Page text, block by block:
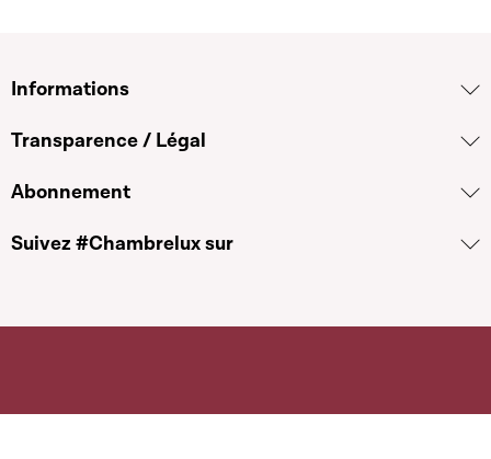
Informations
Transparence / Légal
Abonnement
Suivez #Chambrelux sur